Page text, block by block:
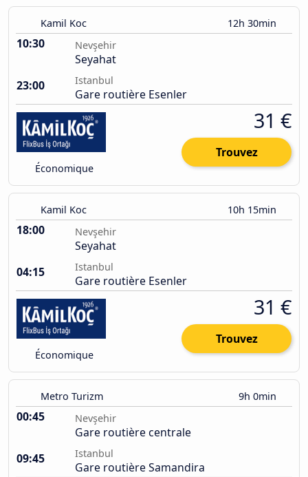
Kamil Koc 12h 30min
10:30 Nevşehir
Seyahat
23:00
Istanbul
Gare routière Esenler
Économique
31 €
Trouvez
Kamil Koc 10h 15min
18:00 Nevşehir
Seyahat
04:15
Istanbul
Gare routière Esenler
Économique
31 €
Trouvez
Metro Turizm 9h 0min
00:45 Nevşehir
Gare routière centrale
09:45
Istanbul
Gare routière Samandira